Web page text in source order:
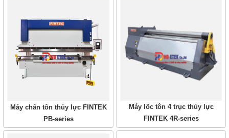
Máy chấn tôn thủy lực FINTEK
PB-series
Máy lốc tôn 4 trục thủy lực
FINTEK 4R-series